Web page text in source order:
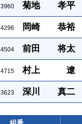
3960 菊地 孝平
4296 岡崎 恭裕
4504 前田 将太
4715 村上 遼
3623 深川 真二